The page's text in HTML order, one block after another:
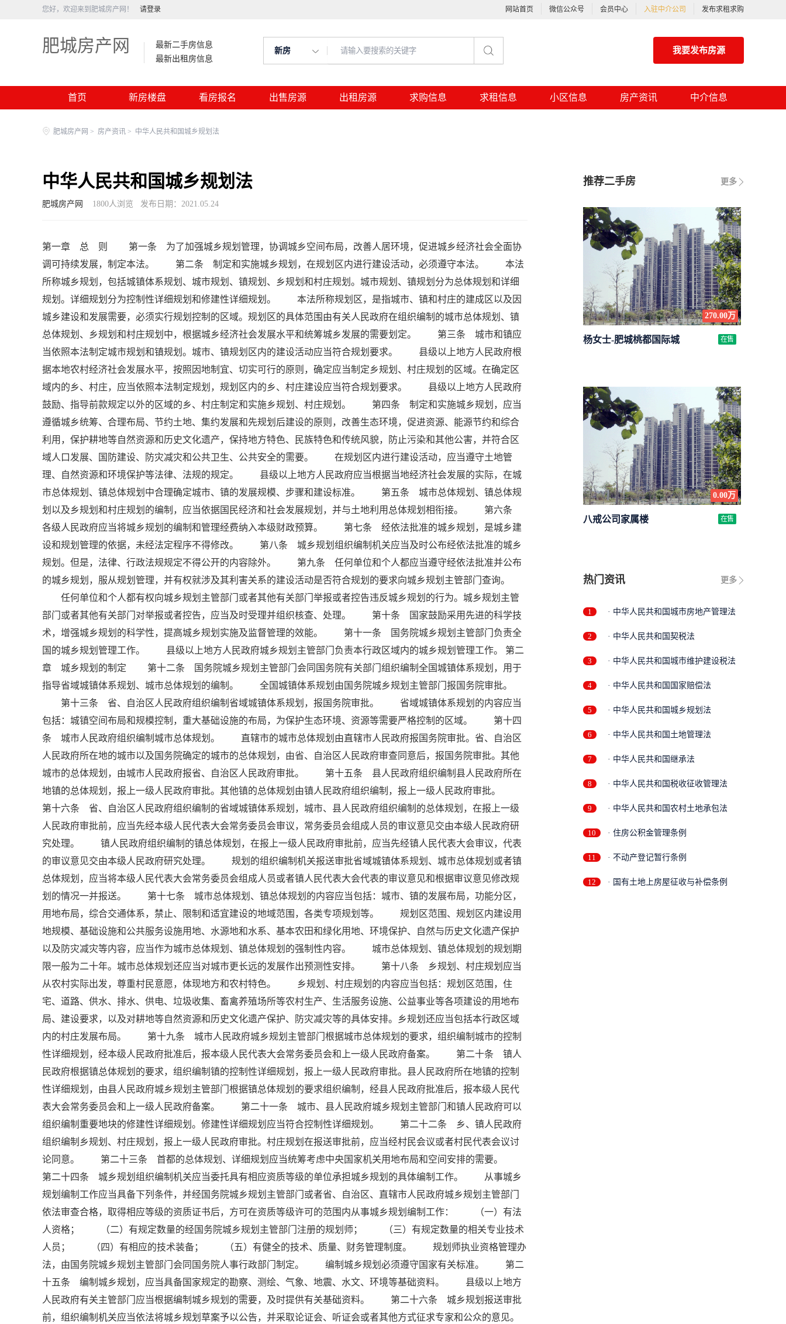
您好，欢迎来到肥城房产网！ 请登录 网站首页 微信公众号 会员中心 入驻中介公司 发布求租求购
肥城房产网
最新二手房信息
最新出租房信息
新房 我要发布房源
首页 新房楼盘 看房报名 出售房源 出租房源 求购信息 求租信息 小区信息 房产资讯 中介信息
肥城房产网 > 房产资讯 > 中华人民共和国城乡规划法
中华人民共和国城乡规划法
肥城房产网 1800人浏览 发布日期：2021.05.24
第一章 总 则 第一条 为了加强城乡规划管理，协调城乡空间布局，改善人居环境，促进城乡经济社会全面协
调可持续发展，制定本法。 第二条 制定和实施城乡规划，在规划区内进行建设活动，必须遵守本法。 本法
所称城乡规划，包括城镇体系规划、城市规划、镇规划、乡规划和村庄规划。城市规划、镇规划分为总体规划和详细
规划。详细规划分为控制性详细规划和修建性详细规划。 本法所称规划区，是指城市、镇和村庄的建成区以及因
城乡建设和发展需要，必须实行规划控制的区域。规划区的具体范围由有关人民政府在组织编制的城市总体规划、镇
总体规划、乡规划和村庄规划中，根据城乡经济社会发展水平和统筹城乡发展的需要划定。 第三条 城市和镇应
当依照本法制定城市规划和镇规划。城市、镇规划区内的建设活动应当符合规划要求。 县级以上地方人民政府根
据本地农村经济社会发展水平，按照因地制宜、切实可行的原则，确定应当制定乡规划、村庄规划的区域。在确定区
域内的乡、村庄，应当依照本法制定规划，规划区内的乡、村庄建设应当符合规划要求。 县级以上地方人民政府
鼓励、指导前款规定以外的区域的乡、村庄制定和实施乡规划、村庄规划。 第四条 制定和实施城乡规划，应当
遵循城乡统筹、合理布局、节约土地、集约发展和先规划后建设的原则，改善生态环境，促进资源、能源节约和综合
利用，保护耕地等自然资源和历史文化遗产，保持地方特色、民族特色和传统风貌，防止污染和其他公害，并符合区
域人口发展、国防建设、防灾减灾和公共卫生、公共安全的需要。 在规划区内进行建设活动，应当遵守土地管
理、自然资源和环境保护等法律、法规的规定。 县级以上地方人民政府应当根据当地经济社会发展的实际，在城
市总体规划、镇总体规划中合理确定城市、镇的发展规模、步骤和建设标准。 第五条 城市总体规划、镇总体规
划以及乡规划和村庄规划的编制，应当依据国民经济和社会发展规划，并与土地利用总体规划相衔接。 第六条
各级人民政府应当将城乡规划的编制和管理经费纳入本级财政预算。 第七条 经依法批准的城乡规划，是城乡建
设和规划管理的依据，未经法定程序不得修改。 第八条 城乡规划组织编制机关应当及时公布经依法批准的城乡
规划。但是，法律、行政法规规定不得公开的内容除外。 第九条 任何单位和个人都应当遵守经依法批准并公布
的城乡规划，服从规划管理，并有权就涉及其利害关系的建设活动是否符合规划的要求向城乡规划主管部门查询。
任何单位和个人都有权向城乡规划主管部门或者其他有关部门举报或者控告违反城乡规划的行为。城乡规划主管
部门或者其他有关部门对举报或者控告，应当及时受理并组织核查、处理。 第十条 国家鼓励采用先进的科学技
术，增强城乡规划的科学性，提高城乡规划实施及监督管理的效能。 第十一条 国务院城乡规划主管部门负责全
国的城乡规划管理工作。 县级以上地方人民政府城乡规划主管部门负责本行政区域内的城乡规划管理工作。 第二
章 城乡规划的制定 第十二条 国务院城乡规划主管部门会同国务院有关部门组织编制全国城镇体系规划，用于
指导省域城镇体系规划、城市总体规划的编制。 全国城镇体系规划由国务院城乡规划主管部门报国务院审批。
第十三条 省、自治区人民政府组织编制省域城镇体系规划，报国务院审批。 省域城镇体系规划的内容应当
包括：城镇空间布局和规模控制，重大基础设施的布局，为保护生态环境、资源等需要严格控制的区域。 第十四
条 城市人民政府组织编制城市总体规划。 直辖市的城市总体规划由直辖市人民政府报国务院审批。省、自治区
人民政府所在地的城市以及国务院确定的城市的总体规划，由省、自治区人民政府审查同意后，报国务院审批。其他
城市的总体规划，由城市人民政府报省、自治区人民政府审批。 第十五条 县人民政府组织编制县人民政府所在
地镇的总体规划，报上一级人民政府审批。其他镇的总体规划由镇人民政府组织编制，报上一级人民政府审批。
第十六条 省、自治区人民政府组织编制的省域城镇体系规划，城市、县人民政府组织编制的总体规划，在报上一级
人民政府审批前，应当先经本级人民代表大会常务委员会审议，常务委员会组成人员的审议意见交由本级人民政府研
究处理。 镇人民政府组织编制的镇总体规划，在报上一级人民政府审批前，应当先经镇人民代表大会审议，代表
的审议意见交由本级人民政府研究处理。 规划的组织编制机关报送审批省域城镇体系规划、城市总体规划或者镇
总体规划，应当将本级人民代表大会常务委员会组成人员或者镇人民代表大会代表的审议意见和根据审议意见修改规
划的情况一并报送。 第十七条 城市总体规划、镇总体规划的内容应当包括：城市、镇的发展布局，功能分区，
用地布局，综合交通体系，禁止、限制和适宜建设的地域范围，各类专项规划等。 规划区范围、规划区内建设用
地规模、基础设施和公共服务设施用地、水源地和水系、基本农田和绿化用地、环境保护、自然与历史文化遗产保护
以及防灾减灾等内容，应当作为城市总体规划、镇总体规划的强制性内容。 城市总体规划、镇总体规划的规划期
限一般为二十年。城市总体规划还应当对城市更长远的发展作出预测性安排。 第十八条 乡规划、村庄规划应当
从农村实际出发，尊重村民意愿，体现地方和农村特色。 乡规划、村庄规划的内容应当包括：规划区范围，住
宅、道路、供水、排水、供电、垃圾收集、畜禽养殖场所等农村生产、生活服务设施、公益事业等各项建设的用地布
局、建设要求，以及对耕地等自然资源和历史文化遗产保护、防灾减灾等的具体安排。乡规划还应当包括本行政区域
内的村庄发展布局。 第十九条 城市人民政府城乡规划主管部门根据城市总体规划的要求，组织编制城市的控制
性详细规划，经本级人民政府批准后，报本级人民代表大会常务委员会和上一级人民政府备案。 第二十条 镇人
民政府根据镇总体规划的要求，组织编制镇的控制性详细规划，报上一级人民政府审批。县人民政府所在地镇的控制
性详细规划，由县人民政府城乡规划主管部门根据镇总体规划的要求组织编制，经县人民政府批准后，报本级人民代
表大会常务委员会和上一级人民政府备案。 第二十一条 城市、县人民政府城乡规划主管部门和镇人民政府可以
组织编制重要地块的修建性详细规划。修建性详细规划应当符合控制性详细规划。 第二十二条 乡、镇人民政府
组织编制乡规划、村庄规划，报上一级人民政府审批。村庄规划在报送审批前，应当经村民会议或者村民代表会议讨
论同意。 第二十三条 首都的总体规划、详细规划应当统筹考虑中央国家机关用地布局和空间安排的需要。
第二十四条 城乡规划组织编制机关应当委托具有相应资质等级的单位承担城乡规划的具体编制工作。 从事城乡
规划编制工作应当具备下列条件，并经国务院城乡规划主管部门或者省、自治区、直辖市人民政府城乡规划主管部门
依法审查合格，取得相应等级的资质证书后，方可在资质等级许可的范围内从事城乡规划编制工作： （一）有法
人资格； （二）有规定数量的经国务院城乡规划主管部门注册的规划师； （三）有规定数量的相关专业技术
人员； （四）有相应的技术装备； （五）有健全的技术、质量、财务管理制度。 规划师执业资格管理办
法，由国务院城乡规划主管部门会同国务院人事行政部门制定。 编制城乡规划必须遵守国家有关标准。 第二
十五条 编制城乡规划，应当具备国家规定的勘察、测绘、气象、地震、水文、环境等基础资料。 县级以上地方
人民政府有关主管部门应当根据编制城乡规划的需要，及时提供有关基础资料。 第二十六条 城乡规划报送审批
前，组织编制机关应当依法将城乡规划草案予以公告，并采取论证会、听证会或者其他方式征求专家和公众的意见。
更多
推荐二手房
270.00万
杨女士-肥城桃都国际城 在售
0.00万
八戒公司家属楼 在售
更多
热门资讯
1 · 中华人民共和国城市房地产管理法
2 · 中华人民共和国契税法
3 · 中华人民共和国城市维护建设税法
4 · 中华人民共和国国家赔偿法
5 · 中华人民共和国城乡规划法
6 · 中华人民共和国土地管理法
7 · 中华人民共和国继承法
8 · 中华人民共和国税收征收管理法
9 · 中华人民共和国农村土地承包法
10 · 住房公积金管理条例
11 · 不动产登记暂行条例
12 · 国有土地上房屋征收与补偿条例